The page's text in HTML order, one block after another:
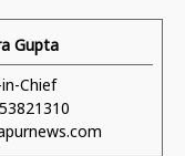
Gupta
Chief